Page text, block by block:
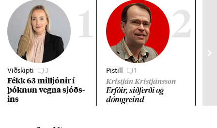
1
Viðskipti 3
Fékk 63 millj­ón­ir í
þókn­un vegna sjóðs­
ins
2
Pistill 1
Kristján Kristjánsson
Erfð­ir, sið­ferði og
dómgreind